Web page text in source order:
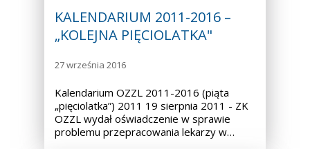
KALENDARIUM 2011-2016 –
„KOLEJNA PIĘCIOLATKA"
27 września 2016
Kalendarium OZZL 2011-2016 (piąta
„pięciolatka”) 2011 19 sierpnia 2011 - ZK
OZZL wydał oświadczenie w sprawie
problemu przepracowania lekarzy w…